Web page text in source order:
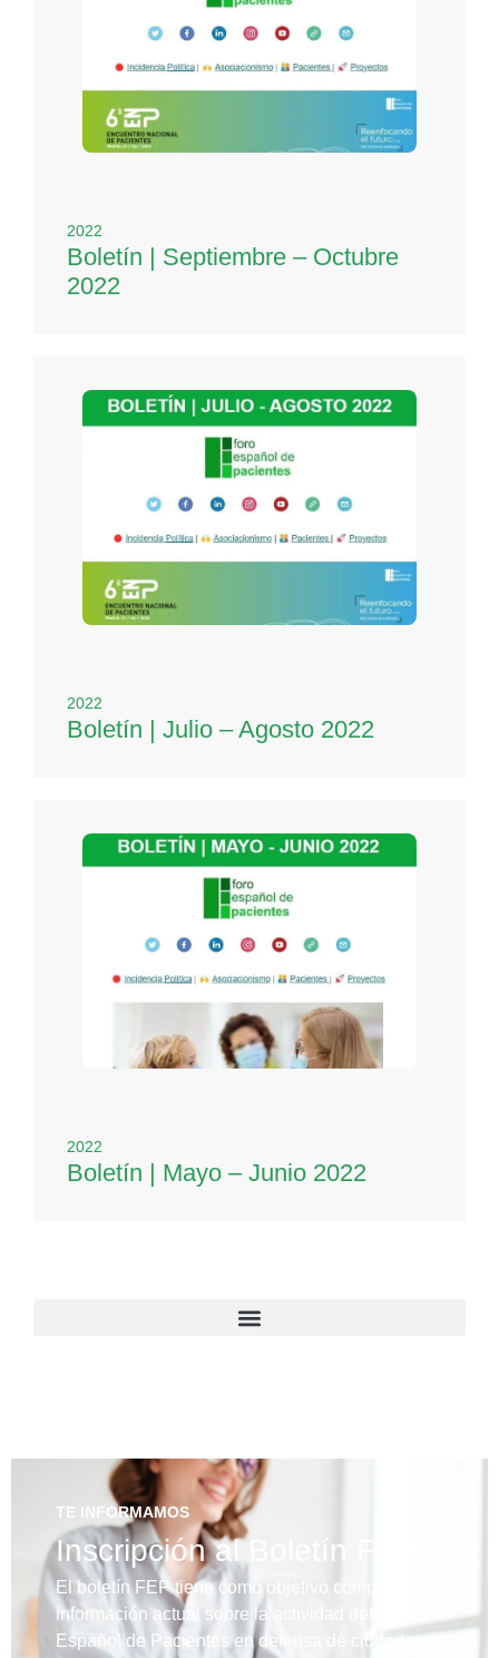
2022
Boletín | Septiembre – Octubre
2022
2022
Boletín | Julio – Agosto 2022
2022
Boletín | Mayo – Junio 2022
TE INFORMAMOS
Inscripción al Boletín FEP
El boletín FEP tiene como objetivo compartir
información actual sobre la actividad del Foro
Español de Pacientes en defensa de ciudadanos